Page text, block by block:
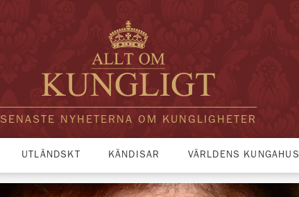
SENASTE NYHETERNA OM KUNGLIGHETER
UTLÄNDSKT KÄNDISAR VÄRLDENS KUNGAHUS